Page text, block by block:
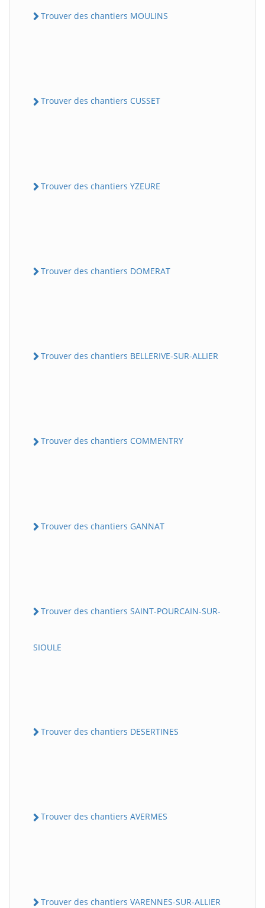
Trouver des chantiers MOULINS
Trouver des chantiers CUSSET
Trouver des chantiers YZEURE
Trouver des chantiers DOMERAT
Trouver des chantiers BELLERIVE-SUR-ALLIER
Trouver des chantiers COMMENTRY
Trouver des chantiers GANNAT
Trouver des chantiers SAINT-POURCAIN-SUR-
SIOULE
Trouver des chantiers DESERTINES
Trouver des chantiers AVERMES
Trouver des chantiers VARENNES-SUR-ALLIER